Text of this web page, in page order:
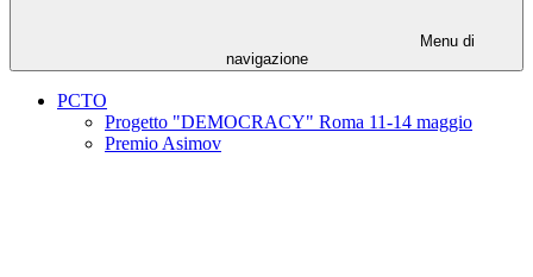
Menu di
navigazione
PCTO
Progetto "DEMOCRACY" Roma 11-14 maggio
Premio Asimov